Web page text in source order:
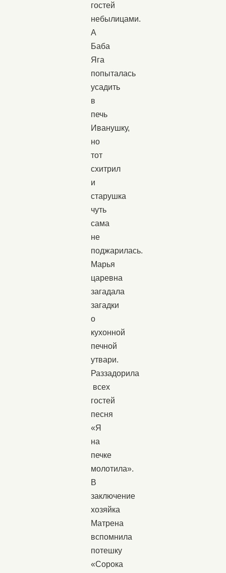
гостей
небылицами.
А
Баба
Яга
попыталась
усадить
в
печь
Иванушку,
но
тот
схитрил
и
старушка
чуть
сама
не
поджарилась.
Марья
царевна
загадала
загадки
о
кухонной
печной
утвари.
Раззадорила
всех
гостей
песня
«Я
на
печке
молотила».
В
заключение
хозяйка
Матрена
вспомнила
потешку
«Сорока